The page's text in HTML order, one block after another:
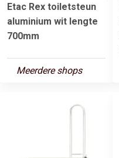
Etac Rex toiletsteun
aluminium wit lengte
700mm
Meerdere shops